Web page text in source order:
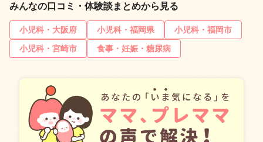
みんなの口コミ・体験談まとめから見る
小児科・大阪府 小児科・福岡県
小児科・福岡市
小児科・宮崎市
食事・妊娠・糖尿病